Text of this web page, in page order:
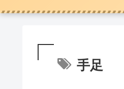
手足